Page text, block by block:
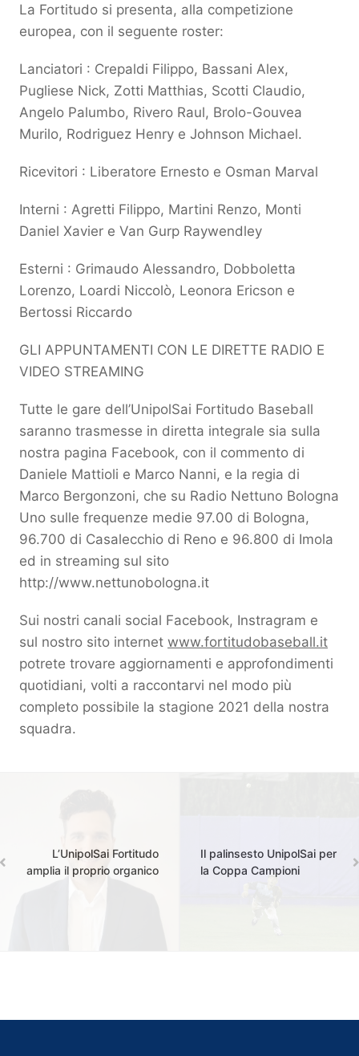
La Fortitudo si presenta, alla competizione
europea, con il seguente roster:
Lanciatori : Crepaldi Filippo, Bassani Alex,
Pugliese Nick, Zotti Matthias, Scotti Claudio,
Angelo Palumbo, Rivero Raul, Brolo-Gouvea
Murilo, Rodriguez Henry e Johnson Michael.
Ricevitori : Liberatore Ernesto e Osman Marval
Interni : Agretti Filippo, Martini Renzo, Monti
Daniel Xavier e Van Gurp Raywendley
Esterni : Grimaudo Alessandro, Dobboletta
Lorenzo, Loardi Niccolò, Leonora Ericson e
Bertossi Riccardo
GLI APPUNTAMENTI CON LE DIRETTE RADIO E
VIDEO STREAMING
Tutte le gare dell’UnipolSai Fortitudo Baseball
saranno trasmesse in diretta integrale sia sulla
nostra pagina Facebook, con il commento di
Daniele Mattioli e Marco Nanni, e la regia di
Marco Bergonzoni, che su Radio Nettuno Bologna
Uno sulle frequenze medie 97.00 di Bologna,
96.700 di Casalecchio di Reno e 96.800 di Imola
ed in streaming sul sito
http://www.nettunobologna.it
Sui nostri canali social Facebook, Instragram e
sul nostro sito internet www.fortitudobaseball.it
potrete trovare aggiornamenti e approfondimenti
quotidiani, volti a raccontarvi nel modo più
completo possibile la stagione 2021 della nostra
squadra.
L’UnipolSai Fortitudo
amplia il proprio organico
Il palinsesto UnipolSai per
la Coppa Campioni